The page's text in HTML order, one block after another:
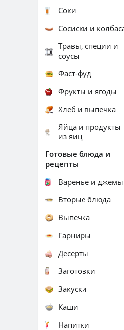
Соки
Сосиски и
Травы, специи и
соусы
Фаст-фуд
Фрукты и ягоды
Хлеб и выпечка
Яйца и продукты
из яиц
Готовые блюда и
рецепты
Варенье и джемы
Вторые блюда
Выпечка
Гарниры
Десерты
Заготовки
Закуски
Каши
Напитки